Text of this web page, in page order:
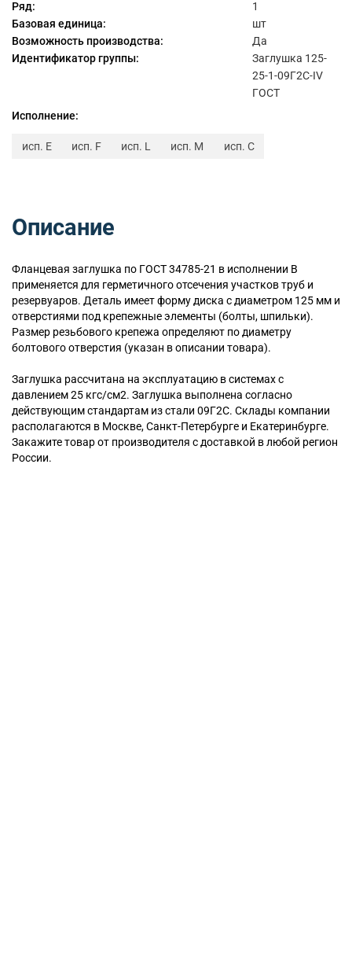
Ряд:
1
Базовая единица:
шт
Возможность производства:
Да
Идентификатор группы:
Заглушка 125-
25-1-09Г2С-IV
ГОСТ
Исполнение:
исп. E исп. F исп. L исп. M исп. C
Описание
Фланцевая заглушка по ГОСТ 34785-21 в исполнении B
применяется для герметичного отсечения участков труб и
резервуаров. Деталь имеет форму диска с диаметром 125 мм и
отверстиями под крепежные элементы (болты, шпильки).
Размер резьбового крепежа определяют по диаметру
болтового отверстия (указан в описании товара).
Заглушка рассчитана на эксплуатацию в системах с
давлением 25 кгс/см2. Заглушка выполнена согласно
действующим стандартам из стали 09Г2С. Склады компании
располагаются в Москве, Санкт-Петербурге и Екатеринбурге.
Закажите товар от производителя с доставкой в любой регион
России.